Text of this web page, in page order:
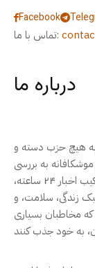
Facebook
تماس با ما:
درباره ما
هیچ حزب دسته و
به بررسی
مهمترین رویدادهای ایران و خاورمیانه می پردازد.ترکیب اخبار ۲۴ ساعته،
زندگی، سلامت، و
که مخاطبان بسیاری